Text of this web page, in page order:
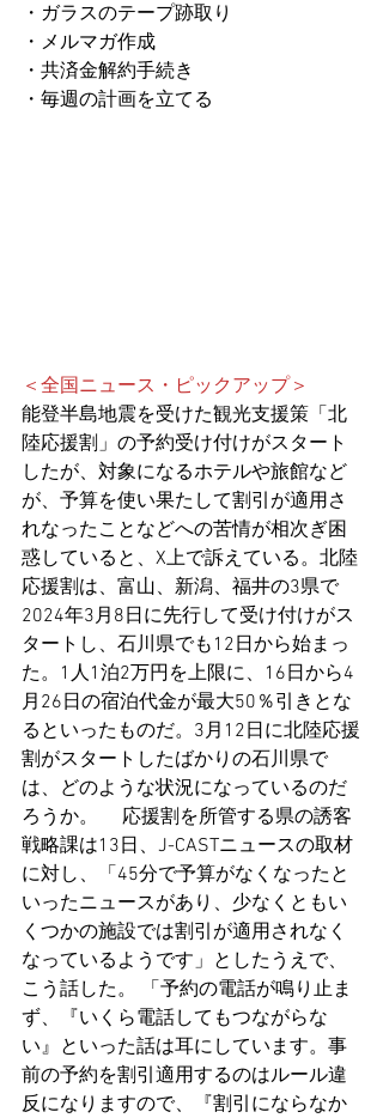
・ガラスのテープ跡取り
・メルマガ作成
・共済金解約手続き
・毎週の計画を立てる
＜全国ニュース・ピックアップ＞
能登半島地震を受けた観光支援策「北
陸応援割」の予約受け付けがスタート
したが、対象になるホテルや旅館など
が、予算を使い果たして割引が適用さ
れなったことなどへの苦情が相次ぎ困
惑していると、X上で訴えている。北陸
応援割は、富山、新潟、福井の3県で
2024年3月8日に先行して受け付けがス
タートし、石川県でも12日から始まっ
た。1人1泊2万円を上限に、16日から4
月26日の宿泊代金が最大50％引きとな
るといったものだ。3月12日に北陸応援
割がスタートしたばかりの石川県で
は、どのような状況になっているのだ
ろうか。 　応援割を所管する県の誘客
戦略課は13日、J-CASTニュースの取材
に対し、「45分で予算がなくなったと
いったニュースがあり、少なくともい
くつかの施設では割引が適用されなく
なっているようです」としたうえで、
こう話した。 「予約の電話が鳴り止ま
ず、『いくら電話してもつながらな
い』といった話は耳にしています。事
前の予約を割引適用するのはルール違
反になりますので、『割引にならなか